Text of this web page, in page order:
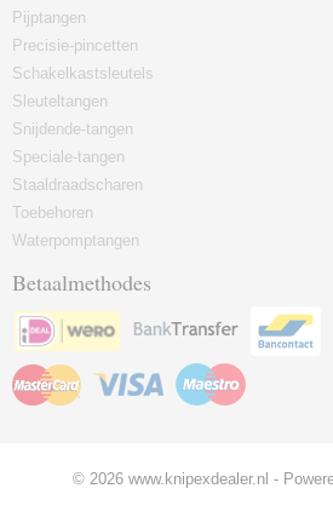
Pijptangen
Precisie-pincetten
Schakelkastsleutels
Sleuteltangen
Snijdende-tangen
Speciale-tangen
Staaldraadscharen
Toebehoren
Waterpomptangen
Betaalmethodes
© 2026 www.knipexdealer.nl -